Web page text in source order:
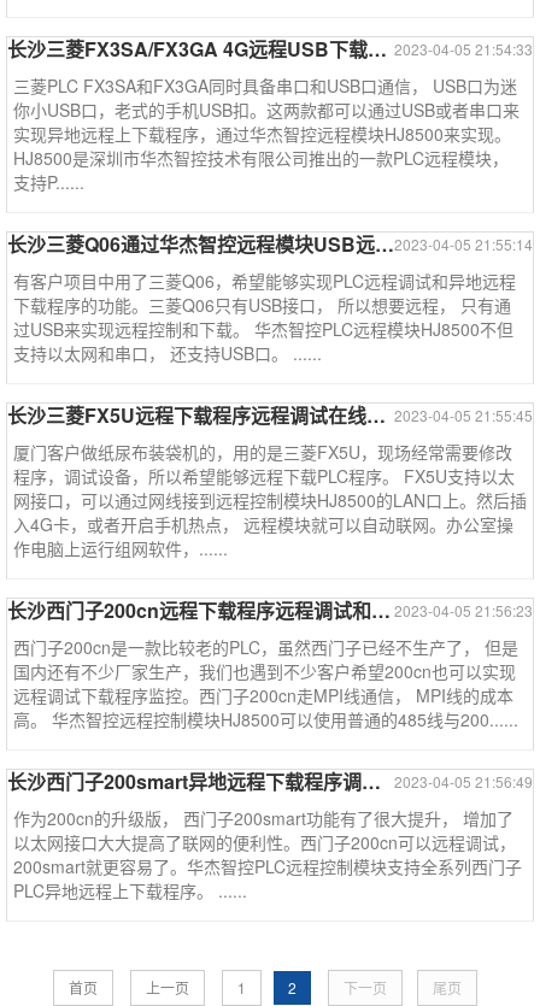
2023-04-05 21:54:33
长沙三菱FX3SA/FX3GA 4G远程USB下载PLC程序----三菱系列案例
三菱PLC FX3SA和FX3GA同时具备串口和USB口通信， USB口为迷
你小USB口，老式的手机USB扣。这两款都可以通过USB或者串口来
实现异地远程上下载程序，通过华杰智控远程模块HJ8500来实现。
HJ8500是深圳市华杰智控技术有限公司推出的一款PLC远程模块，
支持P......
2023-04-05 21:55:14
长沙三菱Q06通过华杰智控远程模块USB远程下载程序--三菱系列案例
有客户项目中用了三菱Q06，希望能够实现PLC远程调试和异地远程
下载程序的功能。三菱Q06只有USB接口， 所以想要远程， 只有通
过USB来实现远程控制和下载。 华杰智控PLC远程模块HJ8500不但
支持以太网和串口， 还支持USB口。 ......
2023-04-05 21:55:45
长沙三菱FX5U远程下载程序远程调试在线监控----三菱系列案例
厦门客户做纸尿布装袋机的，用的是三菱FX5U，现场经常需要修改
程序，调试设备，所以希望能够远程下载PLC程序。 FX5U支持以太
网接口，可以通过网线接到远程控制模块HJ8500的LAN口上。然后插
入4G卡，或者开启手机热点， 远程模块就可以自动联网。办公室操
作电脑上运行组网软件，......
2023-04-05 21:56:23
长沙西门子200cn远程下载程序远程调试和监控--西门子系列案例
西门子200cn是一款比较老的PLC，虽然西门子已经不生产了， 但是
国内还有不少厂家生产，我们也遇到不少客户希望200cn也可以实现
远程调试下载程序监控。西门子200cn走MPI线通信， MPI线的成本
高。 华杰智控远程控制模块HJ8500可以使用普通的485线与200......
2023-04-05 21:56:49
长沙西门子200smart异地远程下载程序调试监控--西门子系列案例
作为200cn的升级版， 西门子200smart功能有了很大提升， 增加了
以太网接口大大提高了联网的便利性。西门子200cn可以远程调试，
200smart就更容易了。华杰智控PLC远程控制模块支持全系列西门子
PLC异地远程上下载程序。 ......
首页 上一页 1 2 下一页 尾页